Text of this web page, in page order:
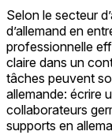
Selon le secteur
d’allemand en
professionnelle
claire dans un
tâches peuvent
allemande: écrire
collaborateurs
supports en